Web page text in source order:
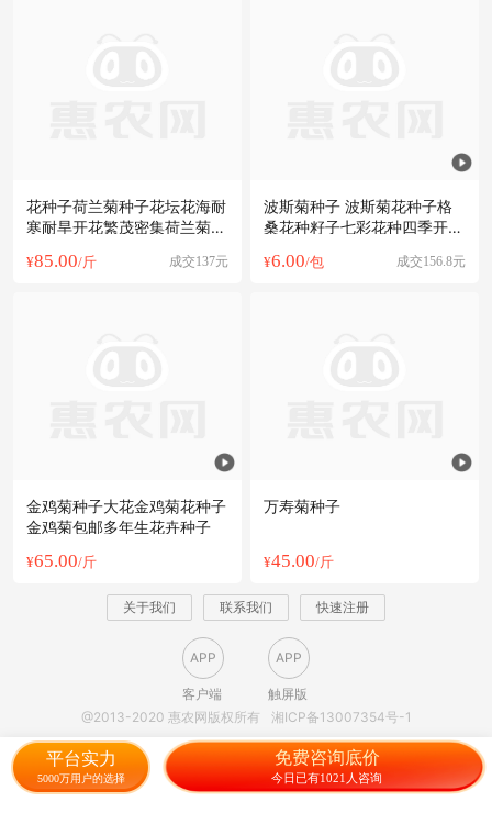
花种子荷兰菊种子花坛花海耐
寒耐旱开花繁茂密集荷兰菊花
¥85.00/斤 成交137元
波斯菊种子 波斯菊花种子格
桑花种籽子七彩花种四季开花
¥6.00/包 成交156.8元
金鸡菊种子大花金鸡菊花种子
金鸡菊包邮多年生花卉种子
¥65.00/斤
万寿菊种子
¥45.00/斤
关于我们 联系我们 快速注册
APP
客户端
APP
触屏版
@2013-2020 惠农网版权所有
湘ICP备13007354号-1
平台实力
5000万用户的选择
免费咨询底价
今日已有1021人咨询